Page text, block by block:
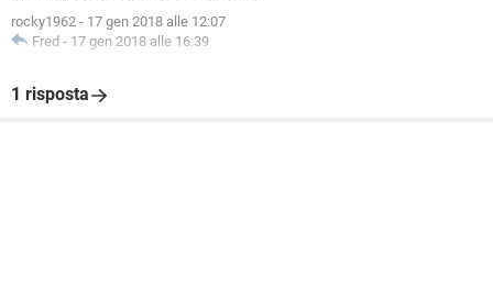
rocky1962 - 17 gen 2018 alle 12:07
Fred - 17 gen 2018 alle 16:39
1 risposta